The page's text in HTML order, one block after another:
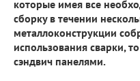
которые имея все
сборку в течении
металлоконструкции
использования сварки,
сэндвич панелями.